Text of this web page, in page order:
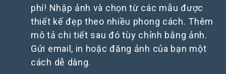
phí! Nhập ảnh và chọn từ các mẫu được
thiết kế đẹp theo nhiều phong cách. Thêm
mô tả chi tiết sau đó tùy chỉnh bằng ảnh.
Gửi email, in hoặc đăng ảnh của bạn một
cách dễ dàng.